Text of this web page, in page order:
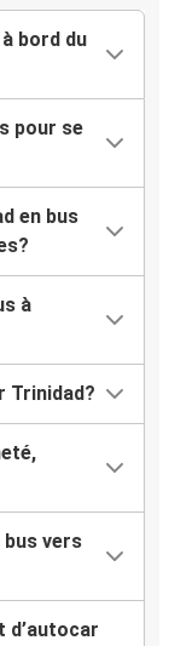
bord du
pour se
en bus
à
Trinidad?
bus vers
d’autocar